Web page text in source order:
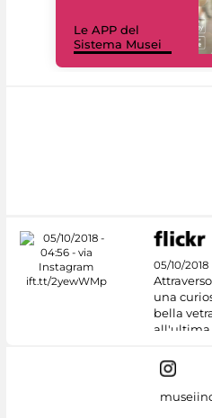
Le APP del
Sistema Musei
05/10/2018
una
bella
all'ultima